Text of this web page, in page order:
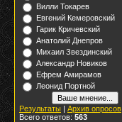
Вилли Токарев
Евгений Кемеровский
Гарик Кричевский
Анатолий Днепров
Михаил Звездинский
Александр Новиков
Ефрем Амирамов
Леонид Портной
Результаты | Архив опросов
Всего ответов: 563